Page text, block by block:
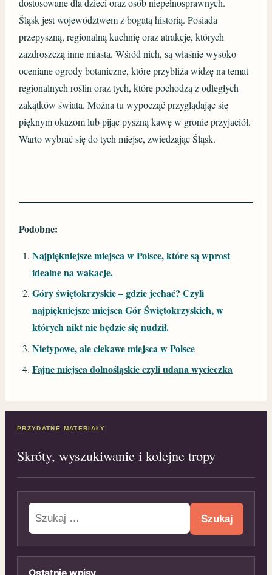
dostosowane dla dzieci oraz osób niepełnosprawnych.
Śląsk jest województwem z bogatą historią. Posiada
przepyszną, regionalną kuchnię oraz atrakcje, których
zazdroszczą inne miasta. Wśród nich, są właśnie wysoko
oceniane ogrody botaniczne, które przybliża widzę na temat
regionalnych roślin oraz tych, które pochodzą z odległych
zakątków świata. Można tu wypocząć przyglądając się
pięknym okazom lub pijąc pyszną kawę w gronie przyjaciół.
Warto wybrać się do tych miejsc, zwiedzając Śląsk.
Podobne:
Najpiękniejsze miejsca w Polsce, które są wprost
idealne na wakacje.
Góry świętokrzyskie – gdzie jechać? Czyli
najpiękniejsze miejsca Gór Świętokrzyskich, w
których nikt nie będzie się nudził.
Nietypowe, ale ciekawe miejsca w Polsce
Fajne miejsca dolnośląskie czyli udana wycieczka
PRZYDATNE MATERIAŁY
Skróty, wyszukiwanie i kolejne tropy
Szukaj: